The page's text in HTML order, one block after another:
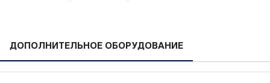
ДОПОЛНИТЕЛЬНОЕ ОБОРУДОВАНИЕ